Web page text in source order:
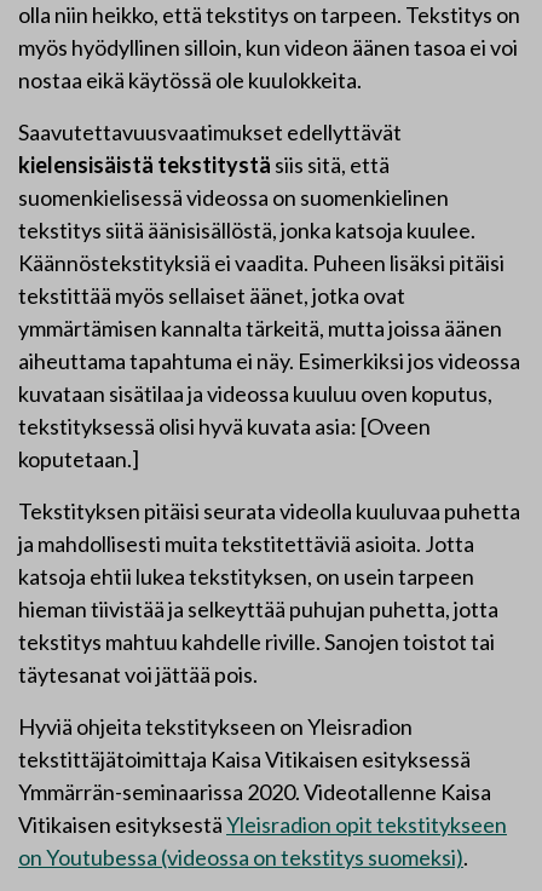
olla niin heikko, että tekstitys on tarpeen. Tekstitys on
myös hyödyllinen silloin, kun videon äänen tasoa ei voi
nostaa eikä käytössä ole kuulokkeita.
Saavutettavuusvaatimukset edellyttävät
kielensisäistä tekstitystä siis sitä, että
suomenkielisessä videossa on suomenkielinen
tekstitys siitä äänisisällöstä, jonka katsoja kuulee.
Käännöstekstityksiä ei vaadita. Puheen lisäksi pitäisi
tekstittää myös sellaiset äänet, jotka ovat
ymmärtämisen kannalta tärkeitä, mutta joissa äänen
aiheuttama tapahtuma ei näy. Esimerkiksi jos videossa
kuvataan sisätilaa ja videossa kuuluu oven koputus,
tekstityksessä olisi hyvä kuvata asia: [Oveen
koputetaan.]
Tekstityksen pitäisi seurata videolla kuuluvaa puhetta
ja mahdollisesti muita tekstitettäviä asioita. Jotta
katsoja ehtii lukea tekstityksen, on usein tarpeen
hieman tiivistää ja selkeyttää puhujan puhetta, jotta
tekstitys mahtuu kahdelle riville. Sanojen toistot tai
täytesanat voi jättää pois.
Hyviä ohjeita tekstitykseen on Yleisradion
tekstittäjätoimittaja Kaisa Vitikaisen esityksessä
Ymmärrän-seminaarissa 2020. Videotallenne Kaisa
Vitikaisen esityksestäYleisradion opit tekstitykseen
on Youtubessa (videossa on tekstitys suomeksi).